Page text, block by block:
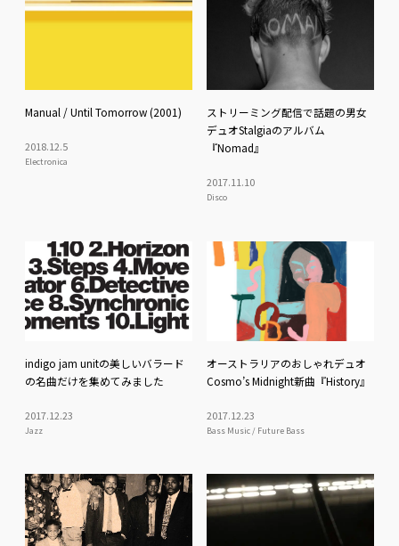
Manual / Until Tomorrow (2001)
2018.12.5
Electronica
ストリーミング配信で話題の男女
デュオStalgiaのアルバム
『Nomad』
2017.11.10
Disco
indigo jam unitの美しいバラード
の名曲だけを集めてみました
2017.12.23
Jazz
オーストラリアのおしゃれデュオ
Cosmo’s Midnight新曲『History』
2017.12.23
Bass Music / Future Bass